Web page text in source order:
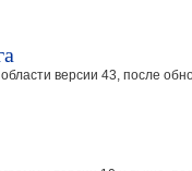
версии 43, после